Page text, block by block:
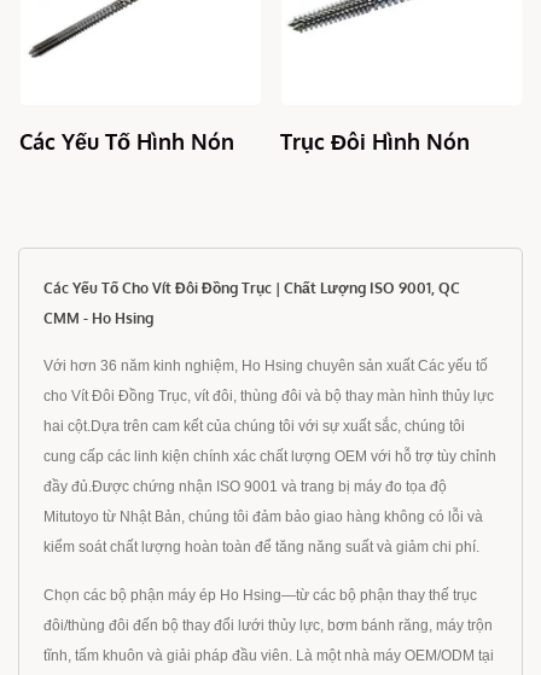
Trục Đôi Hình Nón Các Yếu Tố Trục Đôi
Các Yếu Tố Cho Vít Đôi Đồng Trục | Chất Lượng ISO 9001, QC
CMM - Ho Hsing
Với hơn 36 năm kinh nghiệm, Ho Hsing chuyên sản xuất Các yếu tố
cho Vít Đôi Đồng Trục, vít đôi, thùng đôi và bộ thay màn hình thủy lực
hai cột.Dựa trên cam kết của chúng tôi với sự xuất sắc, chúng tôi
cung cấp các linh kiện chính xác chất lượng OEM với hỗ trợ tùy chỉnh
đầy đủ.Được chứng nhận ISO 9001 và trang bị máy đo tọa độ
Mitutoyo từ Nhật Bản, chúng tôi đảm bảo giao hàng không có lỗi và
kiểm soát chất lượng hoàn toàn để tăng năng suất và giảm chi phí.
Chọn các bộ phận máy ép Ho Hsing—từ các bộ phận thay thế trục
đôi/thùng đôi đến bộ thay đổi lưới thủy lực, bơm bánh răng, máy trộn
tĩnh, tấm khuôn và giải pháp đầu viên. Là một nhà máy OEM/ODM tại